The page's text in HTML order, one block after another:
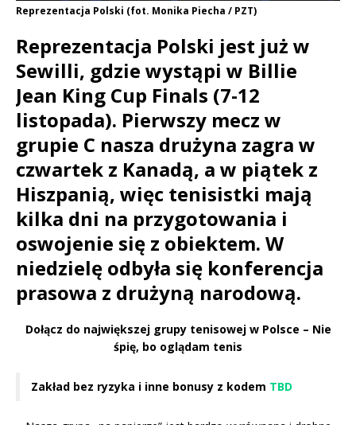
Reprezentacja Polski (fot. Monika Piecha / PZT)
Reprezentacja Polski jest już w
Sewilli, gdzie wystąpi w Billie
Jean King Cup Finals (7-12
listopada). Pierwszy mecz w
grupie C nasza drużyna zagra w
czwartek z Kanadą, a w piątek z
Hiszpanią, więc tenisistki mają
kilka dni na przygotowania i
oswojenie się z obiektem. W
niedzielę odbyła się konferencja
prasowa z drużyną narodową.
Dołącz do największej grupy tenisowej w Polsce – Nie
śpię, bo oglądam tenis
Zakład bez ryzyka i inne bonusy z kodem TBD